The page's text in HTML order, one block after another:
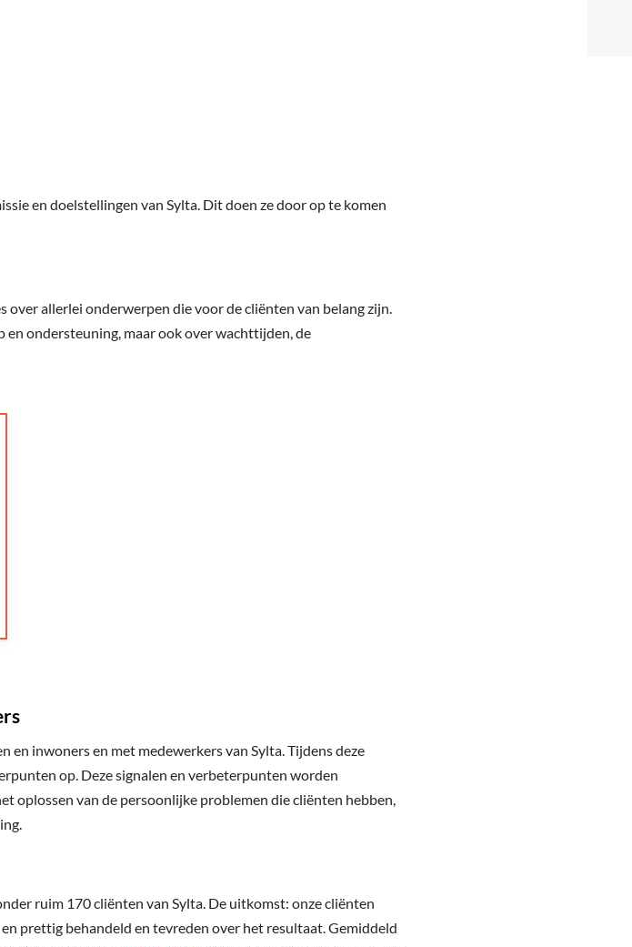
en doelstellingen van Sylta. Dit doen ze door op te komen
over allerlei onderwerpen die voor de cliënten van belang zijn.
en ondersteuning, maar ook over wachttijden, de
inwoners en met medewerkers van Sylta. Tijdens deze
op. Deze signalen en verbeterpunten worden
oplossen van de persoonlijke problemen die cliënten hebben,
ruim 170 cliënten van Sylta. De uitkomst: onze cliënten
prettig behandeld en tevreden over het resultaat. Gemiddeld